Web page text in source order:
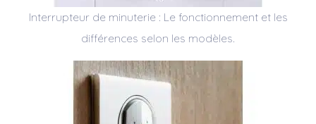
Interrupteur de minuterie : Le fonctionnement et les
différences selon les modèles.